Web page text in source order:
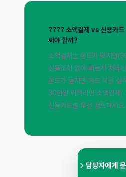
???? 소액결제 vs 신용카
써야 할까?
소액결제는 한도가 낮지만
신용조회 없이 빠르게 처리
한도가 높지만 카드 이용 실
30만원 이하라면 소액결제,
신용카드를 우선 검토하세요.
담당자에게